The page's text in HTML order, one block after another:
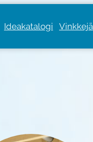
Ideakatalogi Vinkkejä